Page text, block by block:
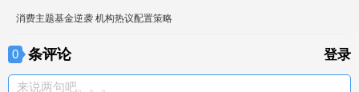
消费主题基金逆袭 机构热议配置策略
0 条评论 登录
来说两句吧。。。